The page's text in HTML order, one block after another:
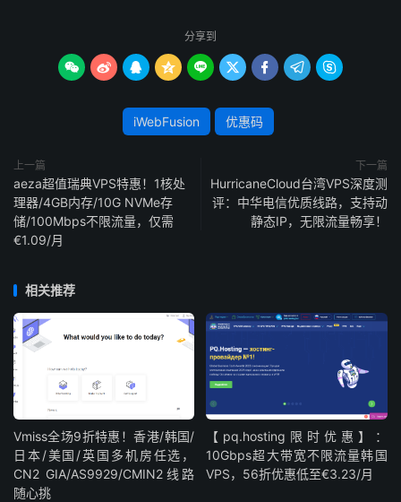
宽可升级10Gbps，默认5个IPv4+/64 IPv6
CPU
Ryzen9 7950x
128G
B
2TB(NVMe)
Quad E5-4650v2
Dual E5-2699v3
512G
部分特价促销服务器：
默认1Gbps带宽，支持升级最高10Gbps不限流量，6个机房
可选，默认5个IPv4+/64 IPv6
分享到
        
iWebFusion 优惠码
上一篇
aeza超值瑞典VPS特惠！1核处
理器/4GB内存/10G NVMe存
储/100Mbps不限流量，仅需
€1.09/月
下一篇
HurricaneCloud台湾VPS深度测
评：中华电信优质线路，支持动
静态IP，无限流量畅享！
相关推荐
Vmiss全场9折特惠！香港/韩国/
日本/美国/英国多机房任选，
CN2 GIA/AS9929/CMIN2线路
随心挑
【pq.hosting限时优惠】：
10Gbps超大带宽不限流量韩国
VPS，56折优惠低至€3.23/月